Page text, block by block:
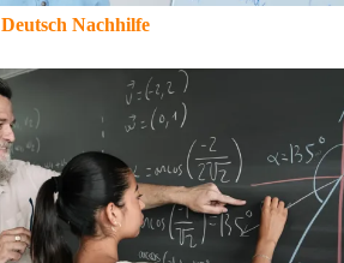
Deutsch Nachhilfe